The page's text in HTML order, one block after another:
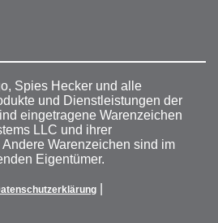
Spies Hecker und alle
und Dienstleistungen der
eingetragene Warenzeichen
LLC und ihrer
Warenzeichen sind im
Eigentümer.